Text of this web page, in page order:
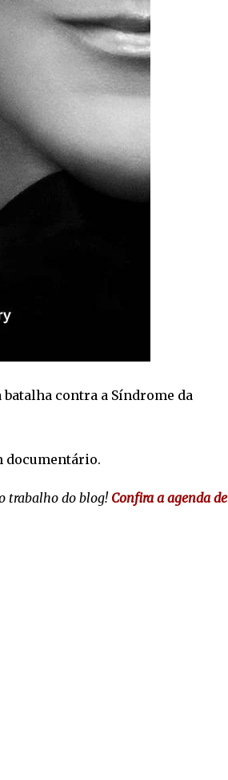
contra a Síndrome da
documentário.
trabalho do blog! Confira a agenda de